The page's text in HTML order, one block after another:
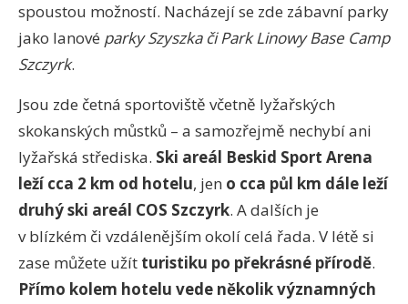
spoustou možností. Nacházejí se zde zábavní parky
jako lanové parky Szyszka či Park Linowy Base Camp
Szczyrk.
Jsou zde četná sportoviště včetně lyžařských
skokanských můstků – a samozřejmě nechybí ani
lyžařská střediska. Ski areál Beskid Sport Arena
leží cca 2 km od hotelu, jen o cca půl km dále leží
druhý ski areál COS Szczyrk. A dalších je
v blízkém či vzdálenějším okolí celá řada. V létě si
zase můžete užít turistiku po překrásné přírodě.
Přímo kolem hotelu vede několik významných